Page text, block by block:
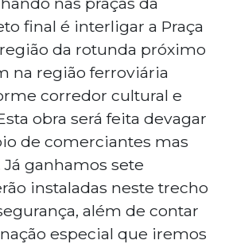
final é interligar a Praça
da rotunda próximo
na região ferroviária
corredor cultural e
obra será feita devagar
de comerciantes mas
ganhamos sete
instaladas neste trecho
além de contar
especial que iremos